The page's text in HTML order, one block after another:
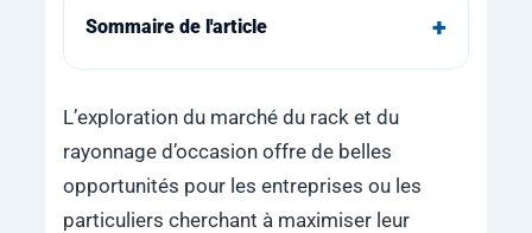
Sommaire de l'article
L’exploration du marché du rack et du
rayonnage d’occasion offre de belles
opportunités pour les entreprises ou les
particuliers cherchant à maximiser leur